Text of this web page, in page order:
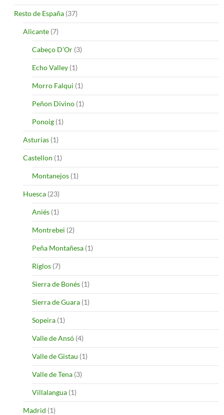
Resto de España (37)
Alicante (7)
Cabeço D’Or (3)
Echo Valley (1)
Morro Falqui (1)
Peñon Divino (1)
Ponoig (1)
Asturias (1)
Castellon (1)
Montanejos (1)
Huesca (23)
Aniés (1)
Montrebei (2)
Peña Montañesa (1)
Riglos (7)
Sierra de Bonés (1)
Sierra de Guara (1)
Sopeira (1)
Valle de Ansó (4)
Valle de Gistau (1)
Valle de Tena (3)
Villalangua (1)
Madrid (1)